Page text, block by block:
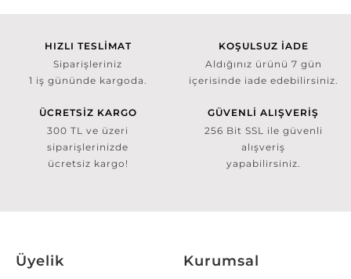
HIZLI TESLİMAT
Siparişleriniz
1 iş gününde kargoda.
KOŞULSUZ İADE
Aldığınız ürünü 7 gün
içerisinde iade edebilirsiniz.
ÜCRETSİZ KARGO
300 TL ve üzeri
siparişlerinizde
ücretsiz kargo!
GÜVENLİ ALIŞVERİŞ
256 Bit SSL ile güvenli
alışveriş
yapabilirsiniz.
Üyelik Kurumsal